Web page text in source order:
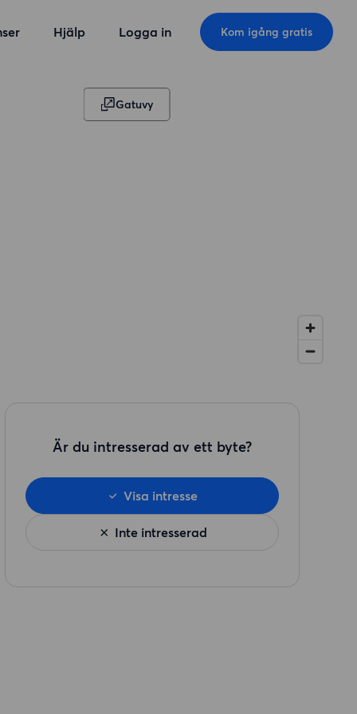
Hjälp Logga in Kom igång gratis
Gatuvy
Är du intresserad av ett byte?
Inte intresserad
Visa intresse